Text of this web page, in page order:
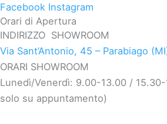
Facebook Instagram
Orari di Apertura
INDIRIZZO SHOWROOM
Via Sant’Antonio, 45 – Parabiago
ORARI SHOWROOM
Lunedì/Venerdì: 9.00-13.00 /
solo su appuntamento)